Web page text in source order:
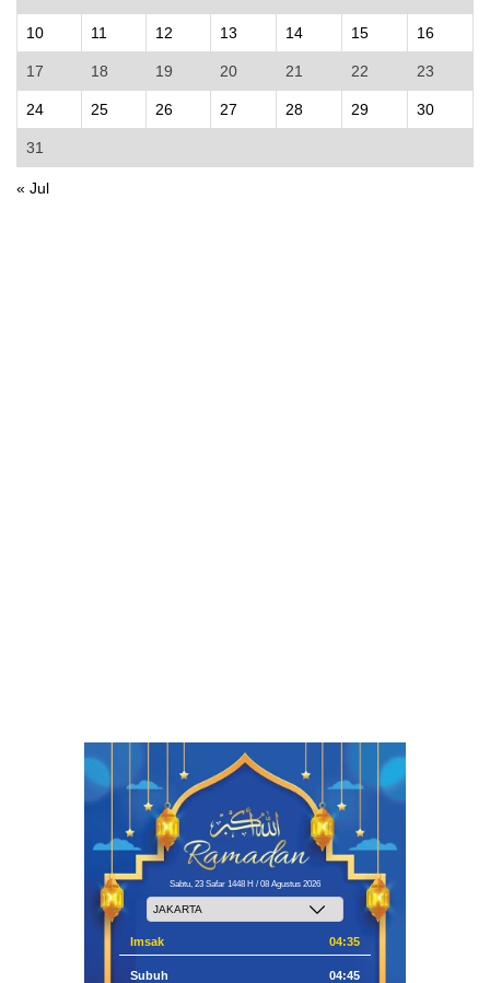
10 11 12 13 14 15 16
17 18 19 20 21 22 23
24 25 26 27 28 29 30
31
« Jul
Sabtu, 23 Safar 1448 H / 08 Agustus 2026
Imsak 04:35
Subuh 04:45